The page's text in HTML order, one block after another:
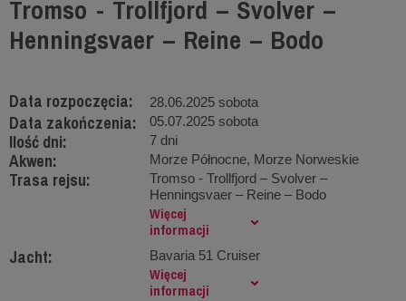
Tromso - Trollfjord – Svolver –
Henningsvaer – Reine – Bodo
Data rozpoczęcia: 28.06.2025 sobota
Data zakończenia: 05.07.2025 sobota
Ilość dni: 7 dni
Akwen: Morze Północne, Morze Norweskie
Trasa rejsu:
Tromso - Trollfjord – Svolver –
Henningsvaer – Reine – Bodo
Więcej
informacji
Jacht: Bavaria 51 Cruiser
Więcej
informacji